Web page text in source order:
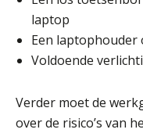
laptop
Een laptophouder
Voldoende
Verder moet de
over de risico’s van